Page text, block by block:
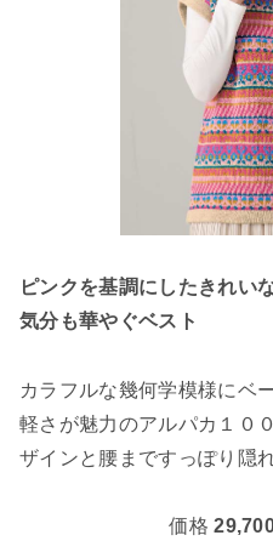
ピンクを基調にしたきれい
気分も華やぐベスト
カラフルな幾何学模様にベ
軽さが魅力のアルパカ１０
ザインと腰まですっぽり隠
価格